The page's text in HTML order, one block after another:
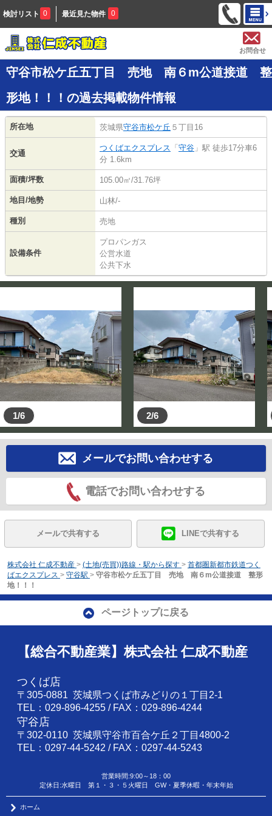
検討リスト 0 最近見た物件 0
お問合せ
守谷市松ケ丘五丁目 売地 南６m公道接道 整
形地！！！の過去掲載物件情報
所在地 茨城県守谷市松ケ丘 ５丁目16
交通
つくばエクスプレス 「 守谷 」駅 徒歩17分車6
分 1.6km
面積/坪数 105.00㎡/31.76坪
地目/地勢 山林/-
種別 売地
設備条件
プロパンガス
公営水道
公共下水
1/6 2/6
メールでお問い合わせする
電話でお問い合わせする
メールで共有する LINEで共有する
株式会社 仁成不動産 > (土地(売買))路線・駅から探す > 首都圏新都市鉄道つく
ばエクスプレス > 守谷駅 > 守谷市松ケ丘五丁目 売地 南６m公道接道 整形
地！！！
ページトップに戻る
【総合不動産業】株式会社 仁成不動産
つくば店
〒305-0881 茨城県つくば市みどりの１丁目2-1
TEL：029-896-4255 / FAX：029-896-4244
守谷店
〒302-0110 茨城県守谷市百合ケ丘２丁目4800-2
TEL：0297-44-5242 / FAX：0297-44-5243
営業時間:9:00～18：00
定休日:水曜日 第１・３・５火曜日 GW・夏季休暇・年末年始
ホーム